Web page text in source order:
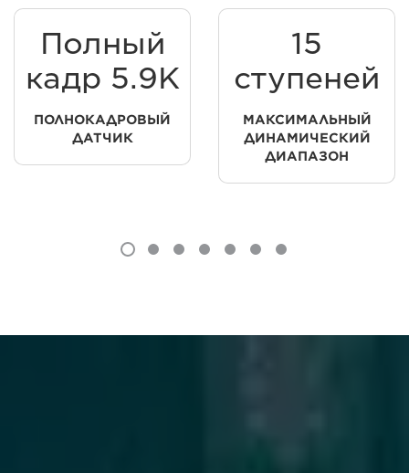
Полный
кадр 5.9K
ПОЛНОКАДРОВЫЙ
ДАТЧИК
15
ступеней
МАКСИМАЛЬНЫЙ
ДИНАМИЧЕСКИЙ
ДИАПАЗОН